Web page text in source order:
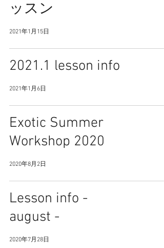
ッスン
2021年1月15日
2021.1 lesson info
2021年1月6日
Exotic Summer
Workshop 2020
2020年8月2日
Lesson info -
august -
2020年7月28日